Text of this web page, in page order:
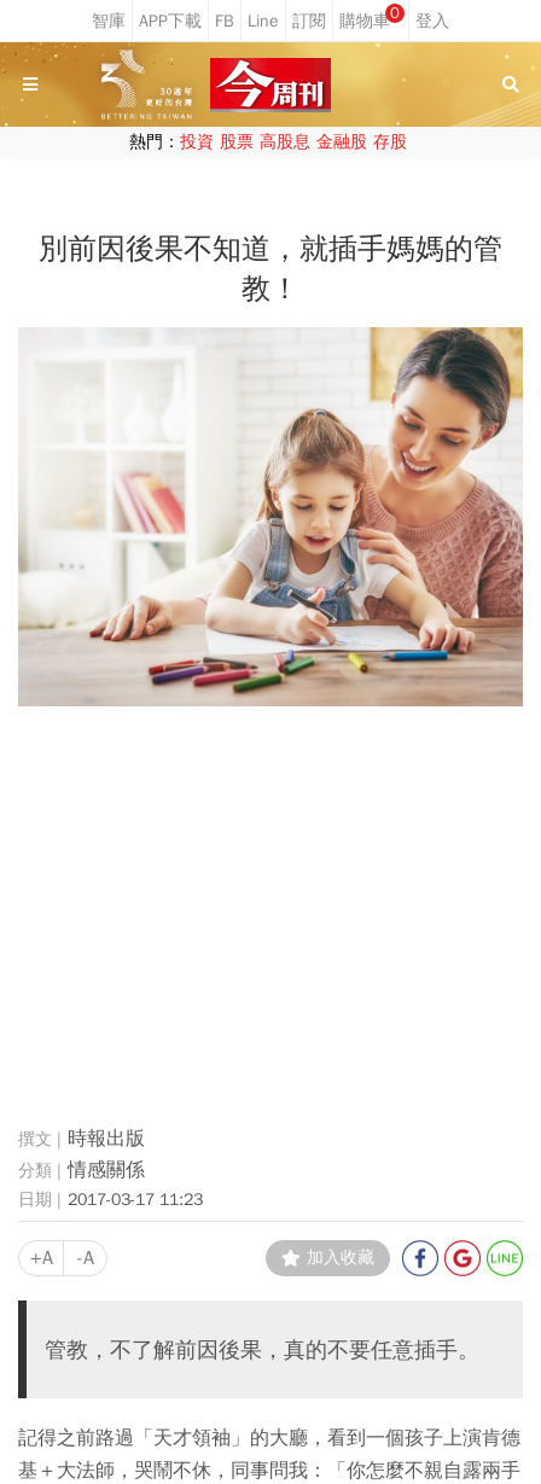
0
熱門： 投資 股票 高股息 金融股 存股
別前因後果不知道，就插手媽媽的管
教！
時報出版
情感關係
2017-03-17 11:23
+A -A 加入收藏
管教，不了解前因後果，真的不要任意插手。
記得之前路過「天才領袖」的大廳，看到一個孩子上演肯德
基＋大法師，哭鬧不休，同事問我：「你怎麼不親自露兩手